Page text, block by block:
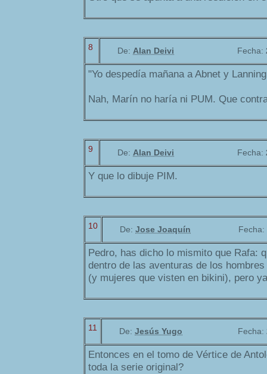
8 De: Alan Deivi Fecha:
"Yo despedía mañana a Abnet y
Nah, Marín no haría ni PUM. Que
9 De: Alan Deivi Fecha:
Y que lo dibuje PIM.
10 De: Jose Joaquín Fecha:
Pedro, has dicho lo mismito que Rafa:
dentro de las aventuras de los
(y mujeres que visten en bikini), pero
11 De: Jesús Yugo Fecha:
Entonces en el tomo de Vértice de
toda la serie original?